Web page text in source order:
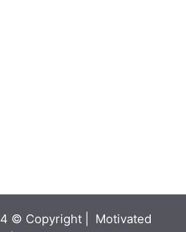
© Copyright | Motivated